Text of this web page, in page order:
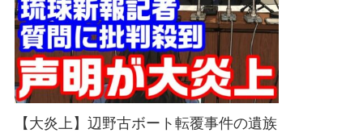
【大炎上】辺野古ボート転覆事件の遺族